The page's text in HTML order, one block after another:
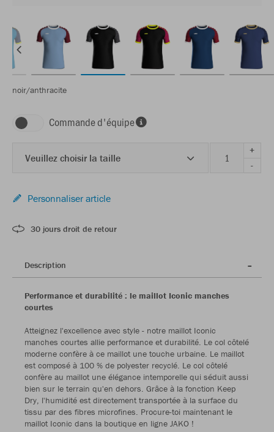
noir/anthracite
Commande d'équipe
Veuillez choisir la taille
+
-
Personnaliser article
30 jours droit de retour
Description
Performance et durabilité : le maillot Iconic manches
courtes
Atteignez l'excellence avec style - notre maillot Iconic
manches courtes allie performance et durabilité. Le col côtelé
moderne confère à ce maillot une touche urbaine. Le maillot
est composé à 100 % de polyester recyclé. Le col côtelé
confère au maillot une élégance intemporelle qui séduit aussi
bien sur le terrain qu'en dehors. Grâce à la fonction Keep
Dry, l'humidité est directement transportée à la surface du
tissu par des fibres microfines. Procure-toi maintenant le
maillot Iconic dans la boutique en ligne JAKO !